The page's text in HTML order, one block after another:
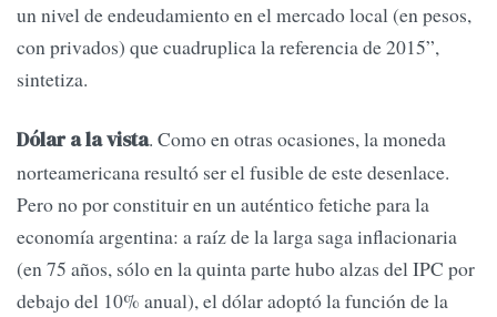
un nivel de endeudamiento en el mercado local (en pesos,
con privados) que cuadruplica la referencia de 2015”,
sintetiza.
Dólar a la vista. Como en otras ocasiones, la moneda
norteamericana resultó ser el fusible de este desenlace.
Pero no por constituir en un auténtico fetiche para la
economía argentina: a raíz de la larga saga inflacionaria
(en 75 años, sólo en la quinta parte hubo alzas del IPC por
debajo del 10% anual), el dólar adoptó la función de la